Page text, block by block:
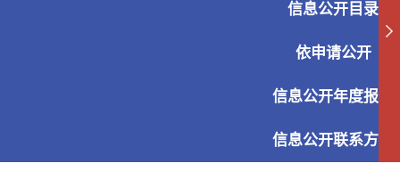
信息公开目录
依申请公开
信息公开年度报告
信息公开联系方式